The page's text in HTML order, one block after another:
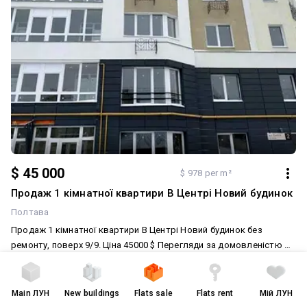
$ 45 000 $ 978 per m²
Продаж 1 кімнатної квартири В Центрі Новий будинок
Полтава
Продаж 1 кімнатної квартири В Центрі Новий будинок без
ремонту, поверх 9/9. Ціна 45000 $ Перегляди за домовленістю З
пов. Катерина АНГалерея Нерухомості Запитання та пропозиції
за вказаними номерами тел. : +38 (06************64
(viber,Telegram, WhatsApp), +38 (06************87 Послуги
1 room
without renovation AI
brick house
MainЛУН New buildings Flats sale Flats rent Мій ЛУН